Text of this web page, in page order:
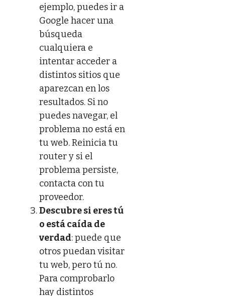
ejemplo, puedes ir a
Google hacer una
búsqueda
cualquiera e
intentar acceder a
distintos sitios que
aparezcan en los
resultados. Si no
puedes navegar, el
problema no está en
tu web. Reinicia tu
router y si el
problema persiste,
contacta con tu
proveedor.
Descubre si eres tú
o está caída de
verdad: puede que
otros puedan visitar
tu web, pero tú no.
Para comprobarlo
hay distintos